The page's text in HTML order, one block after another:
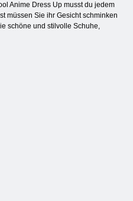
Anime Dress Up musst du jedem
müssen Sie ihr Gesicht schminken
schöne und stilvolle Schuhe,